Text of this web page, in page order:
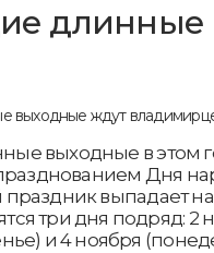
длинные
выходные в этом
Дня
праздник выпадает
три дня подряд: 2
и 4 ноября